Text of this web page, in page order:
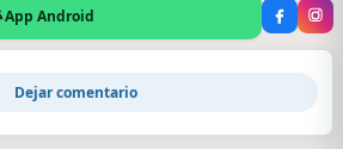
App Android
Dejar comentario